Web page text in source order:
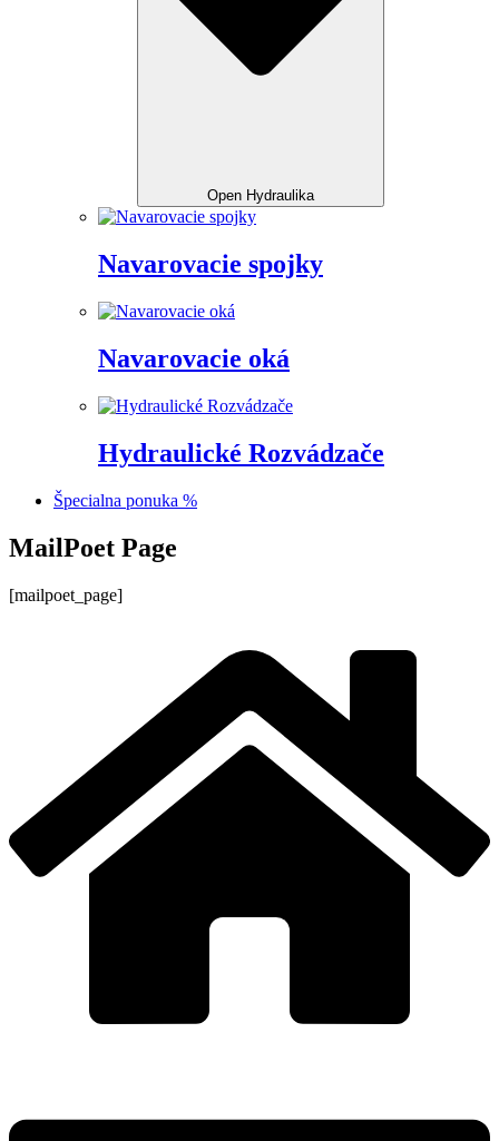
Open Hydraulika
Navarovacie spojky
Navarovacie oká
Hydraulické Rozvádzače
Špecialna ponuka %
MailPoet Page
[mailpoet_page]